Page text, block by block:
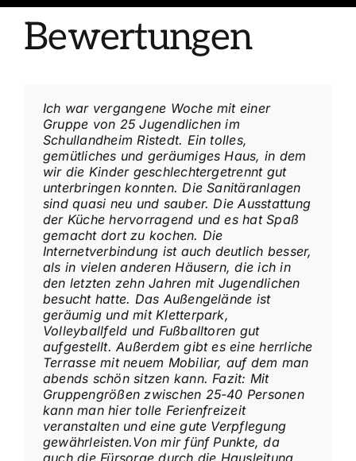
Bewertungen
Ich war vergangene Woche mit einer
Gruppe von 25 Jugendlichen im
Schullandheim Ristedt. Ein tolles,
gemütliches und geräumiges Haus, in dem
wir die Kinder geschlechtergetrennt gut
unterbringen konnten. Die Sanitäranlagen
sind quasi neu und sauber. Die Ausstattung
der Küche hervorragend und es hat Spaß
gemacht dort zu kochen. Die
Internetverbindung ist auch deutlich besser,
als in vielen anderen Häusern, die ich in
den letzten zehn Jahren mit Jugendlichen
besucht hatte. Das Außengelände ist
geräumig und mit Kletterpark,
Volleyballfeld und Fußballtoren gut
aufgestellt. Außerdem gibt es eine herrliche
Terrasse mit neuem Mobiliar, auf dem man
abends schön sitzen kann. Fazit: Mit
Gruppengrößen zwischen 25-40 Personen
kann man hier tolle Ferienfreizeit
veranstalten und eine gute Verpflegung
gewährleisten.Von mir fünf Punkte, da
Ein tolles, sehr geräumiges Haus mit
phantastischer Außenanlage! Küche top
ausgestattet, die schwenkbare
Riesenpfanne ist klasse und sehr leicht zu
reinigen, die Profispülmaschine macht
auch die Versorgung von großen Gruppen
sehr leicht. Die Dachterrasse ist
überragend, sowohl für die Leiter als auch
für die Kinder ein tolles Haus! Wir hatten –
auch Dank der netten und hilfsbereiten
Verwalterin, eine schöne Woche hier und
kommen wieder!
– April 2019
1. FC Gievenbeck /
Münster
,via
gruppenhaus.de